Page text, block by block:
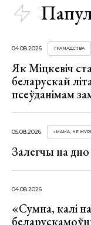
04.08.2026 ГРАМАДСТВА
Як Міцкевіч
беларускай
псеўданімам
05.08.2026 «МАМА, НЕ
Залегчы на
04.08.2026
«Сумна, калі